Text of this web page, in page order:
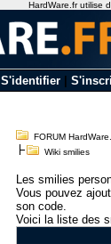
S'identifier|
FORUM
Wiki smilies
Les smilies
Vous pouvez
son code.
Voici la liste des
HardWare.fr utilise